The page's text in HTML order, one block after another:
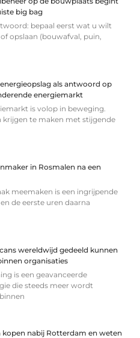
big bag
bepaal eerst wat u wilt
opslaan (bouwafval, puin,
als antwoord op
energiemarkt
is volop in beweging.
krijgen te maken met stijgende
in Rosmalen na een
meemaken is een ingrijpende
de eerste uren daarna
wereldwijd gedeeld kunnen
organisaties
is een geavanceerde
die steeds meer wordt
kopen nabij Rotterdam en weten